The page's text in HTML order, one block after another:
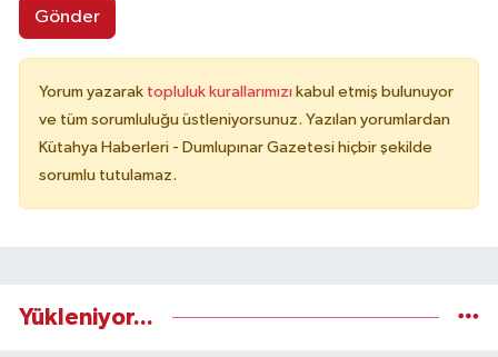
Gönder
Yorum yazarak topluluk kurallarımızı kabul etmiş bulunuyor
ve tüm sorumluluğu üstleniyorsunuz. Yazılan yorumlardan
Kütahya Haberleri - Dumlupınar Gazetesi hiçbir şekilde
sorumlu tutulamaz.
Yükleniyor...